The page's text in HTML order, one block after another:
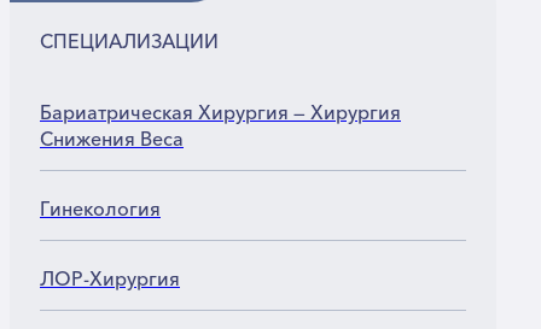
СПЕЦИАЛИЗАЦИИ
Бариатрическая Хирургия — Хирургия
Снижения Веса
Гинекология
ЛОР-Хирургия